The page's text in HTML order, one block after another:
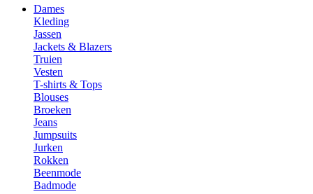
Dames
Kleding
Jassen
Jackets & Blazers
Truien
Vesten
T-shirts & Tops
Blouses
Broeken
Jeans
Jumpsuits
Jurken
Rokken
Beenmode
Badmode